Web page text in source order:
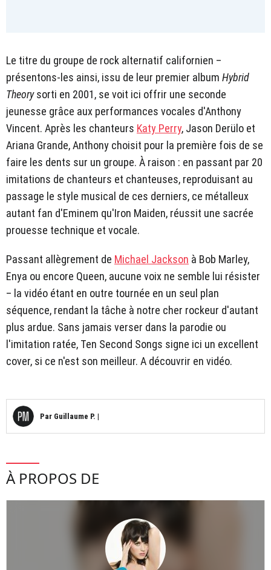
Le titre du groupe de rock alternatif californien –
présentons-les ainsi, issu de leur premier album Hybrid
Theorysorti en 2001, se voit ici offrir une seconde
jeunesse grâce aux performances vocales d'Anthony
Vincent. Après les chanteurs Katy Perry, Jason Derülo et
Ariana Grande, Anthony choisit pour la première fois de se
faire les dents sur un groupe. À raison : en passant par 20
imitations de chanteurs et chanteuses, reproduisant au
passage le style musical de ces derniers, ce métalleux
autant fan d'Eminem qu'Iron Maiden, réussit une sacrée
prouesse technique et vocale.
Passant allègrement de Michael Jackson à Bob Marley,
Enya ou encore Queen, aucune voix ne semble lui résister
– la vidéo étant en outre tournée en un seul plan
séquence, rendant la tâche à notre cher rockeur d'autant
plus ardue. Sans jamais verser dans la parodie ou
l'imitation ratée, Ten Second Songs signe ici un excellent
cover, si ce n'est son meilleur. A découvrir en vidéo.
Par Guillaume P. |
À PROPOS DE